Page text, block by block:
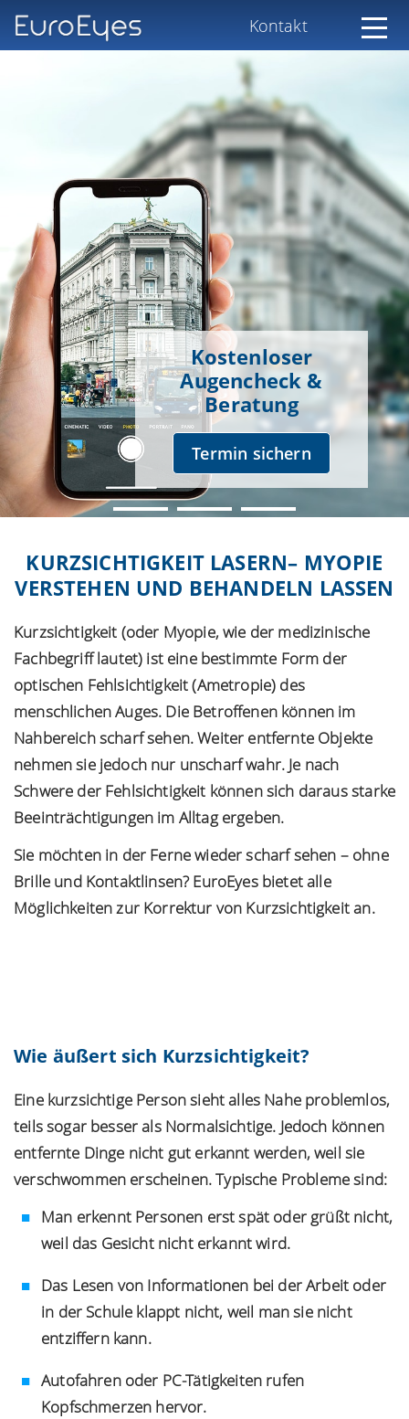
Kontakt
Kostenloser
Augencheck &
Beratung
Termin sichern
Kostenloser Augencheck
Kostenloser Augencheck
Termin sichern
KURZSICHTIGKEIT LASERN– MYOPIE
VERSTEHEN UND BEHANDELN LASSEN
Kurzsichtigkeit (oder Myopie, wie der medizinische
Fachbegriff lautet) ist eine bestimmte Form der
optischen Fehlsichtigkeit (Ametropie) des
menschlichen Auges. Die Betroffenen können im
Nahbereich scharf sehen. Weiter entfernte Objekte
nehmen sie jedoch nur unscharf wahr. Je nach
Schwere der Fehlsichtigkeit können sich daraus starke
Beeinträchtigungen im Alltag ergeben.
Sie möchten in der Ferne wieder scharf sehen – ohne
Brille und Kontaktlinsen? EuroEyes bietet alle
Möglichkeiten zur Korrektur von Kurzsichtigkeit an.
Video laden
YouTube immer entsperren
Wie äußert sich Kurzsichtigkeit?
Eine kurzsichtige Person sieht alles Nahe problemlos,
teils sogar besser als Normalsichtige. Jedoch können
entfernte Dinge nicht gut erkannt werden, weil sie
verschwommen erscheinen. Typische Probleme sind:
Man erkennt Personen erst spät oder grüßt nicht,
weil das Gesicht nicht erkannt wird.
Das Lesen von Informationen bei der Arbeit oder
in der Schule klappt nicht, weil man sie nicht
entziffern kann.
Autofahren oder PC-Tätigkeiten rufen
Kopfschmerzen hervor.